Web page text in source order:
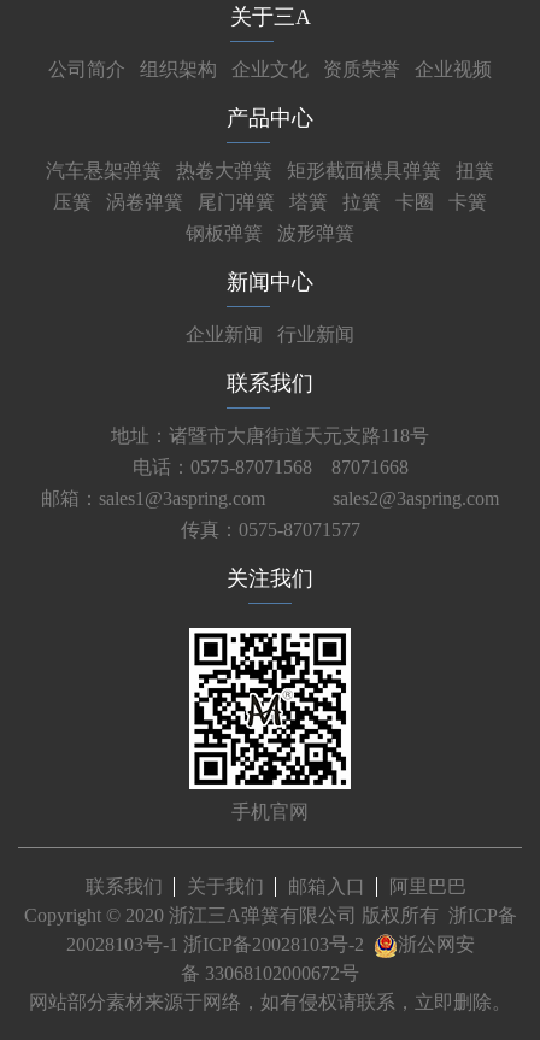
关于三A
公司简介 组织架构 企业文化 资质荣誉 企业视频
产品中心
汽车悬架弹簧 热卷大弹簧 矩形截面模具弹簧
扭簧
压簧
涡卷弹簧 尾门弹簧 塔簧 拉簧 卡圈
卡簧
钢板弹簧
波形弹簧
新闻中心
企业新闻 行业新闻
联系我们
地址：诸暨市大唐街道天元支路118号
电话：0575-87071568 87071668
邮箱：sales1@3aspring.com
sales2@3aspring.com
传真：0575-87071577
关注我们
手机官网
联系我们 关于我们 邮箱入口
阿里巴巴
Copyright © 2020 浙江三A弹簧有限公司 版权所有 浙ICP备
20028103号-1 浙ICP备20028103号-2
浙公网安
备 33068102000672号
网站部分素材来源于网络，如有侵权请联系，立即删除。